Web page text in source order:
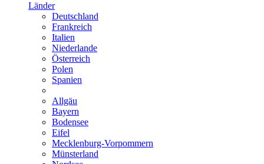
Länder
Deutschland
Frankreich
Italien
Niederlande
Österreich
Polen
Spanien
Allgäu
Bayern
Bodensee
Eifel
Mecklenburg-Vorpommern
Münsterland